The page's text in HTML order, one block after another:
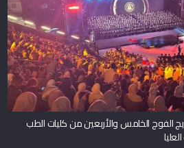
الفوج الخامس والأربعين من كليات الطب